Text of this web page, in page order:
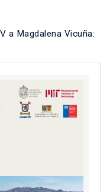
a Magdalena Vicuña: